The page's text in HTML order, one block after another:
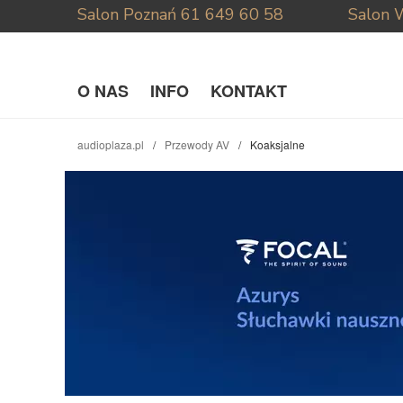
Salon Poznań 61 649 60 58 Salon
O NAS INFO KONTAKT
audioplaza.pl Przewody AV Koaksjalne